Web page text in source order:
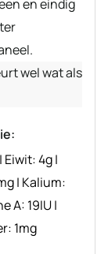
en eindig
wel wat als
| Eiwit:4g|
| Kalium:
A: 19IU|
1mg